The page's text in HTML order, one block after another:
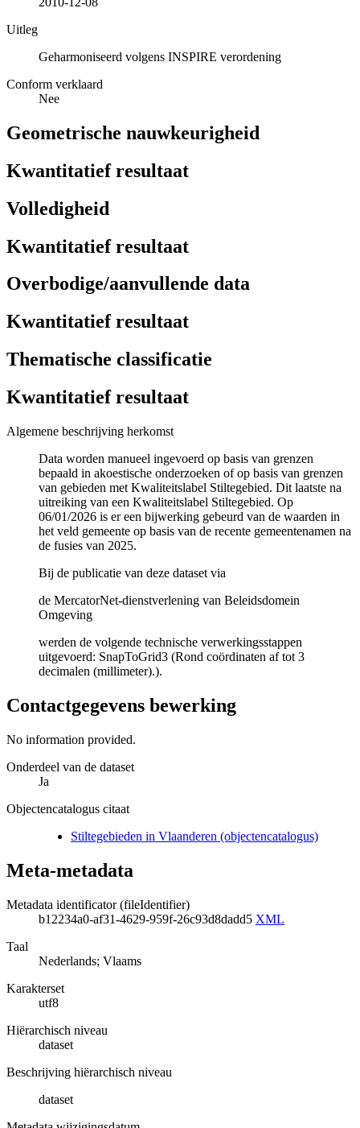
Uitleg
Geharmoniseerd volgens INSPIRE verordening
Conform verklaard
Nee
Geometrische nauwkeurigheid
Kwantitatief resultaat
Volledigheid
Kwantitatief resultaat
Overbodige/aanvullende data
Kwantitatief resultaat
Thematische classificatie
Kwantitatief resultaat
Algemene beschrijving herkomst
Data worden manueel ingevoerd op basis van grenzen
bepaald in akoestische onderzoeken of op basis van grenzen
van gebieden met Kwaliteitslabel Stiltegebied. Dit laatste na
uitreiking van een Kwaliteitslabel Stiltegebied. Op
06/01/2026 is er een bijwerking gebeurd van de waarden in
het veld gemeente op basis van de recente gemeentenamen na
de fusies van 2025.
Bij de publicatie van deze dataset via
de MercatorNet-dienstverlening van Beleidsdomein
Omgeving
werden de volgende technische verwerkingsstappen
uitgevoerd: SnapToGrid3 (Rond coördinaten af tot 3
decimalen (millimeter).).
Contactgegevens bewerking
No information provided.
Onderdeel van de dataset
Ja
Objectencatalogus citaat
Stiltegebieden in Vlaanderen (objectencatalogus)
Meta-metadata
Metadata identificator (fileIdentifier)
b12234a0-af31-4629-959f-26c93d8dadd5 XML
Taal
Nederlands; Vlaams
Karakterset
utf8
Hiërarchisch niveau
dataset
Beschrijving hiërarchisch niveau
dataset